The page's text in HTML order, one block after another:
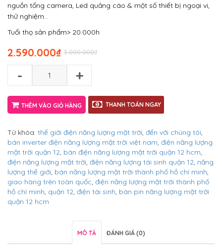
nguồn tổng camera, Led quảng cáo & một số thiết bị ngoại vi,
thử nghiệm…
Tuổi thọ sản phẩm> 20.000h
₫
3.000.000
₫
2.590.000
- +
THÊM VÀO GIỎ HÀNG THANH TOÁN NGAY
Từ khóa: thế giới điện năng lượng mặt trời, đến với chúng tôi,
bán inverter điện năng lượng mặt trời việt nam, điện năng lượng
mặt trời quận 12, bán điện năng lượng mặt trời quận 12 hcm,
điện năng lượng mặt trời, điện năng lượng tái sinh quận 12, năng
lượng thế giới, bán năng lượng mặt trời thành phố hồ chí minh,
giao hàng trên toàn quốc, điện năng lượng mặt trời thành phố
hồ chí minh, quận 12, điện tái sinh, bán pin năng lượng mặt trời
quận 12 hcm
MÔ TẢ ĐÁNH GIÁ (0)